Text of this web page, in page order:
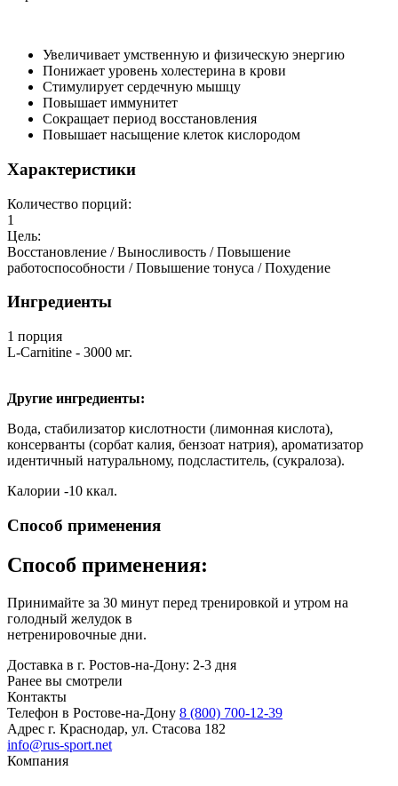
Увеличивает умственную и физическую энергию
Понижает уровень холестерина в крови
Стимулирует сердечную мышцу
Повышает иммунитет
Сокращает период восстановления
Повышает насыщение клеток кислородом
Характеристики
Количество порций:
1
Цель:
Восстановление / Выносливость / Повышение
работоспособности / Повышение тонуса / Похудение
Ингредиенты
1 порция
L-Carnitine - 3000 мг.
Другие ингредиенты:
Вода, стабилизатор кислотности (лимонная кислота),
консерванты (сорбат калия, бензоат натрия), ароматизатор
идентичный натуральному, подсластитель, (сукралоза).
Калории -10 ккал.
Способ применения
Способ применения:
Принимайте за 30 минут перед тренировкой и утром на
голодный желудок в
нетренировочные дни.
Доставка в г. Ростов-на-Дону: 2-3 дня
Ранее вы смотрели
Контакты
Телефон в Ростове-на-Дону 8 (800) 700-12-39
Адрес г. Краснодар, ул. Стасова 182
info@rus-sport.net
Компания